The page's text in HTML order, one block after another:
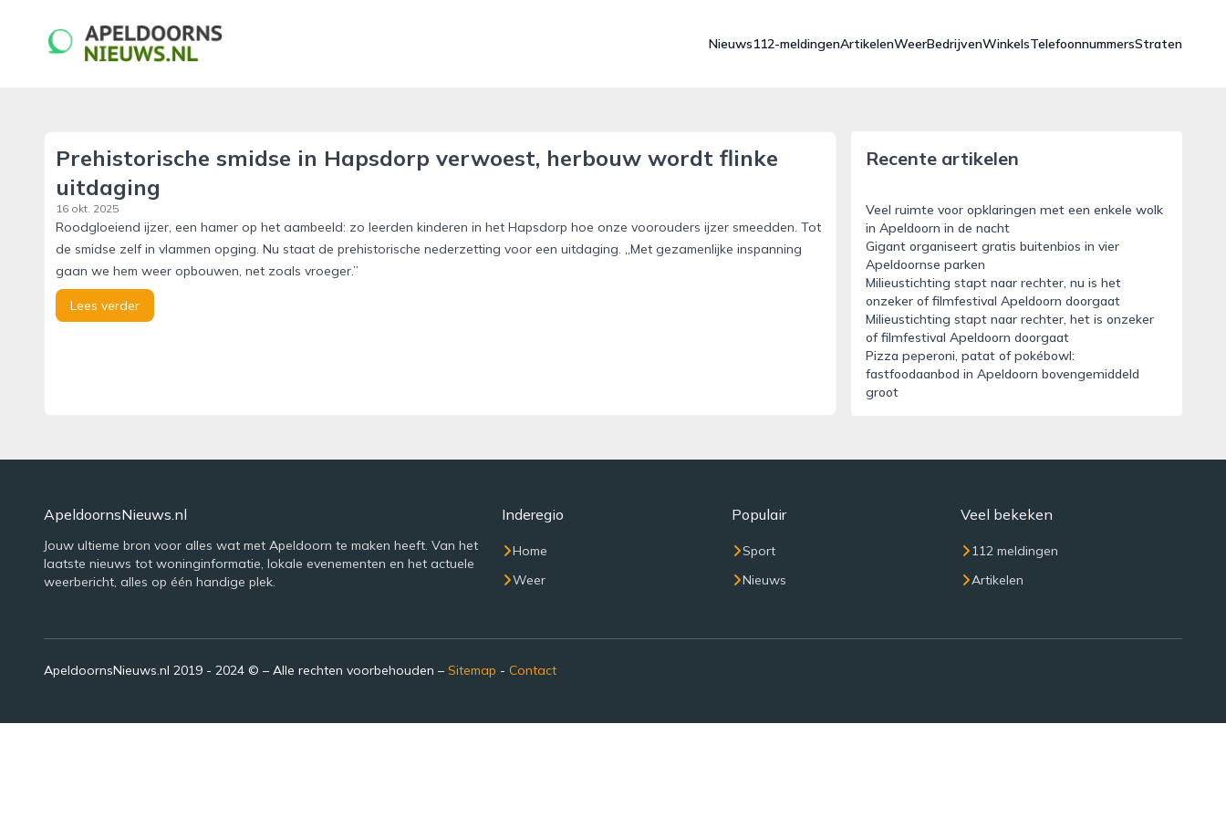
apeldoornsnieuws.nl
Nieuws112-meldingenArtikelenWeerBedrijvenWinkelsTelefoonnummersStraten
Prehistorische smidse in Hapsdorp verwoest, herbouw wordt flinke
uitdaging
16 okt. 2025
Roodgloeiend ijzer, een hamer op het aambeeld: zo leerden kinderen in het Hapsdorp hoe onze voorouders ijzer smeedden. Tot
de smidse zelf in vlammen opging. Nu staat de prehistorische nederzetting voor een uitdaging. „Met gezamenlijke inspanning
gaan we hem weer opbouwen, net zoals vroeger.”
Lees verder
Recente artikelen
Veel ruimte voor opklaringen met een enkele wolk
in Apeldoorn in de nacht
Gigant organiseert gratis buitenbios in vier
Apeldoornse parken
Milieustichting stapt naar rechter, nu is het
onzeker of filmfestival Apeldoorn doorgaat
Milieustichting stapt naar rechter, het is onzeker
of filmfestival Apeldoorn doorgaat
Pizza peperoni, patat of pokébowl:
fastfoodaanbod in Apeldoorn bovengemiddeld
groot
ApeldoornsNieuws.nl
Jouw ultieme bron voor alles wat met Apeldoorn te maken heeft. Van het
laatste nieuws tot woninginformatie, lokale evenementen en het actuele
weerbericht, alles op één handige plek.
Inderegio
Home
Weer
Populair
Sport
Nieuws
Veel bekeken
112 meldingen
Artikelen
ApeldoornsNieuws.nl 2019 - 2024 © – Alle rechten voorbehouden – Sitemap - Contact